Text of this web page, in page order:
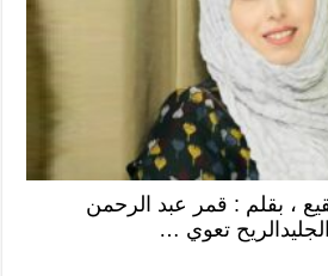
، بقلم : قمر عبد الرحمن
تعوي …